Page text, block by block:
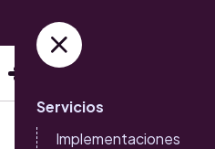
Servicios
Implementaciones